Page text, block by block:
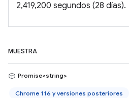
2,419,200 segundos (28 días).
MUESTRA
Promise<string>
Chrome 116 y versiones posteriores